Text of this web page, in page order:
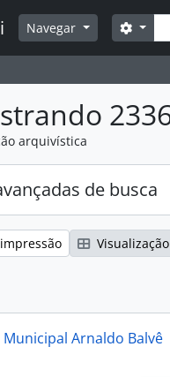
Navegar
arquivística
de busca
Municipal Arnaldo Balvê